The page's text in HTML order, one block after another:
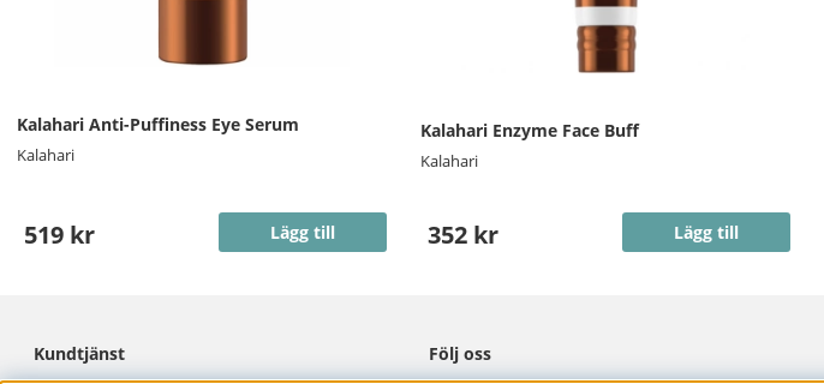
Kalahari Anti-Puffiness Eye Serum
Kalahari
519 kr Lägg till
Kalahari Enzyme Face Buff
Kalahari
352 kr Lägg till
Kundtjänst Följ oss